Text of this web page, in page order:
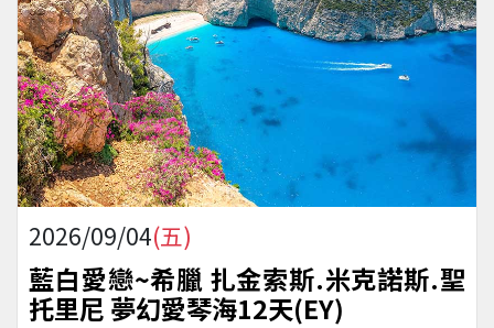
2026/09/04(五)
藍白愛戀~希臘 扎金索斯.米克諾斯.聖
托里尼 夢幻愛琴海12天(EY)